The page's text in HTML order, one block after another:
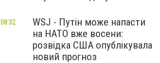
WSJ - Путін може напасти
на НАТО вже восени:
розвідка США опублікувала
новий прогноз
08:32